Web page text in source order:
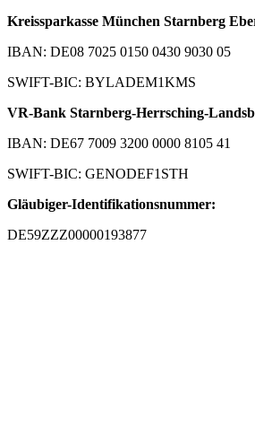
Kreissparkasse München Starnberg
IBAN: DE08 7025 0150 0430 9030 05
SWIFT-BIC: BYLADEM1KMS
VR-Bank Starnberg-Herrsching-
IBAN: DE67 7009 3200 0000 8105 41
SWIFT-BIC: GENODEF1STH
Gläubiger-Identifikationsnummer:
DE59ZZZ00000193877